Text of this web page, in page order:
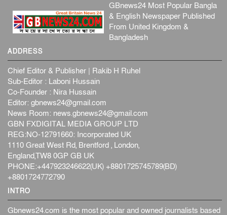
GBnews24 Most Popular Bangla
& English Newspaper Published
From United Kingdom &
Bangladesh
ADDRESS
Chief Editor & Publisher | Rakib H Ruhel
Sub-Editor : Laboni Hussain
Co-Founder : Nira Hussain
Editor: gbnews24@gmail.com
News Room: news.gbnews24@gmail.com
GBN FXDIGITAL MEDIA GROUP LTD
REG:NO-12791660: Incorporated UK
1110 Great West Rd, Brentford , London,
England,TW8 0GP GB UK
PHONE:+447923246622(UK) +8801725745789(BD)
+8801724772790
INTRO
Gbnews24.com is the most popular and owned journalists based